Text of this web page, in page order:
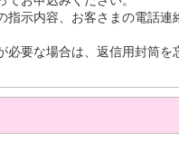
指示内容、お客さまの電話
必要な場合は、返信用封筒